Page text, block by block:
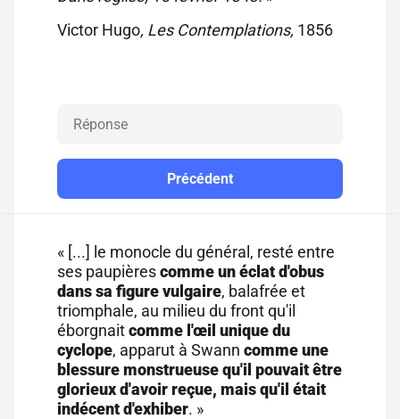
Victor Hugo, Les Contemplations, 1856
Précédent
« [...] le monocle du général, resté entre
ses paupièrescomme un éclat d'obus
dans sa figure vulgaire, balafrée et
triomphale, au milieu du front qu'il
éborgnaitcomme l'œil unique du
cyclope, apparut à Swann comme une
blessure monstrueuse qu'il pouvait être
glorieux d'avoir reçue, mais qu'il était
indécent d'exhiber. »